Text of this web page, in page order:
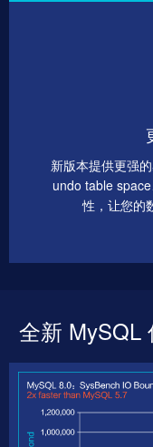
新版本提供更强
undo table
性，让您的
全新 MySQL